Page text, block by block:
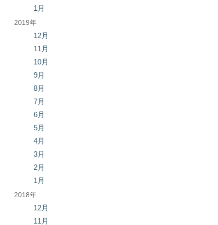
1月
2019年
12月
11月
10月
9月
8月
7月
6月
5月
4月
3月
2月
1月
2018年
12月
11月